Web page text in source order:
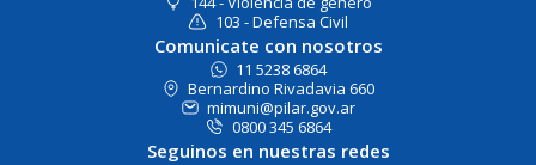
103 - Defensa Civil
Comunicate con nosotros
11 5238 6864
Bernardino Rivadavia 660
mimuni@pilar.gov.ar
0800 345 6864
Seguinos en nuestras redes